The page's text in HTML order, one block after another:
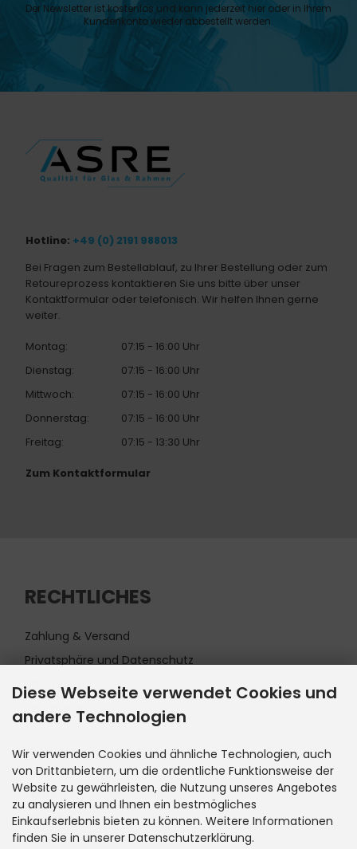
Der Newsletter ist kostenlos und kann jederzeit hier oder in Ihrem
Kundenkonto wieder abbestellt werden.
Hotline: +49 (0) 2191 988013
Bei Fragen zum Bestellablauf, zu Ihrer Bestellung oder zum
Retoureprozess kontaktieren Sie uns bitte über unser
Kontaktformular oder telefonisch. Wir helfen Ihnen gerne
weiter.
Montag:
07:15 - 16:00 Uhr
Dienstag:
07:15 - 16:00 Uhr
Mittwoch:
07:15 - 16:00 Uhr
Donnerstag:
07:15 - 16:00 Uhr
Freitag:
07:15 - 13:30 Uhr
Zum Kontaktformular
RECHTLICHES
Zahlung & Versand
Privatsphäre und Datenschutz
Unsere AGB
Impressum
INFORMATIONEN
Kontakt
Sitemap
Lieferzeit
Diese Webseite verwendet Cookies und
andere Technologien
Wir verwenden Cookies und ähnliche Technologien, auch
von Drittanbietern, um die ordentliche Funktionsweise der
Website zu gewährleisten, die Nutzung unseres Angebotes
zu analysieren und Ihnen ein bestmögliches
Einkaufserlebnis bieten zu können. Weitere Informationen
finden Sie in unserer Datenschutzerklärung.